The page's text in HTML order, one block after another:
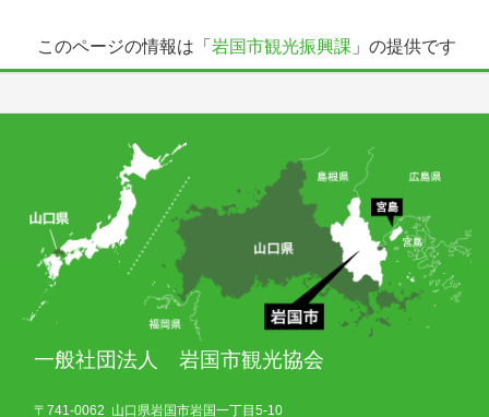
このページの情報は「 岩国市観光振興課 」の提供です
一般社団法人 岩国市観光協会
〒741-0062 山口県岩国市岩国一丁目5-10